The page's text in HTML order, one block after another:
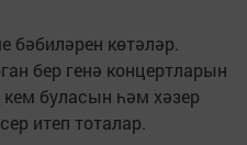
көтәләр.
бер генә концертларын
буласын һәм хәзер
итеп тоталар.